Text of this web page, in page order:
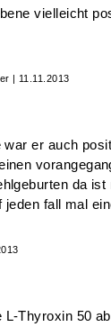
vielleicht
| 11.11.2013
war er auch
da
fall mal
Thyroxin 50